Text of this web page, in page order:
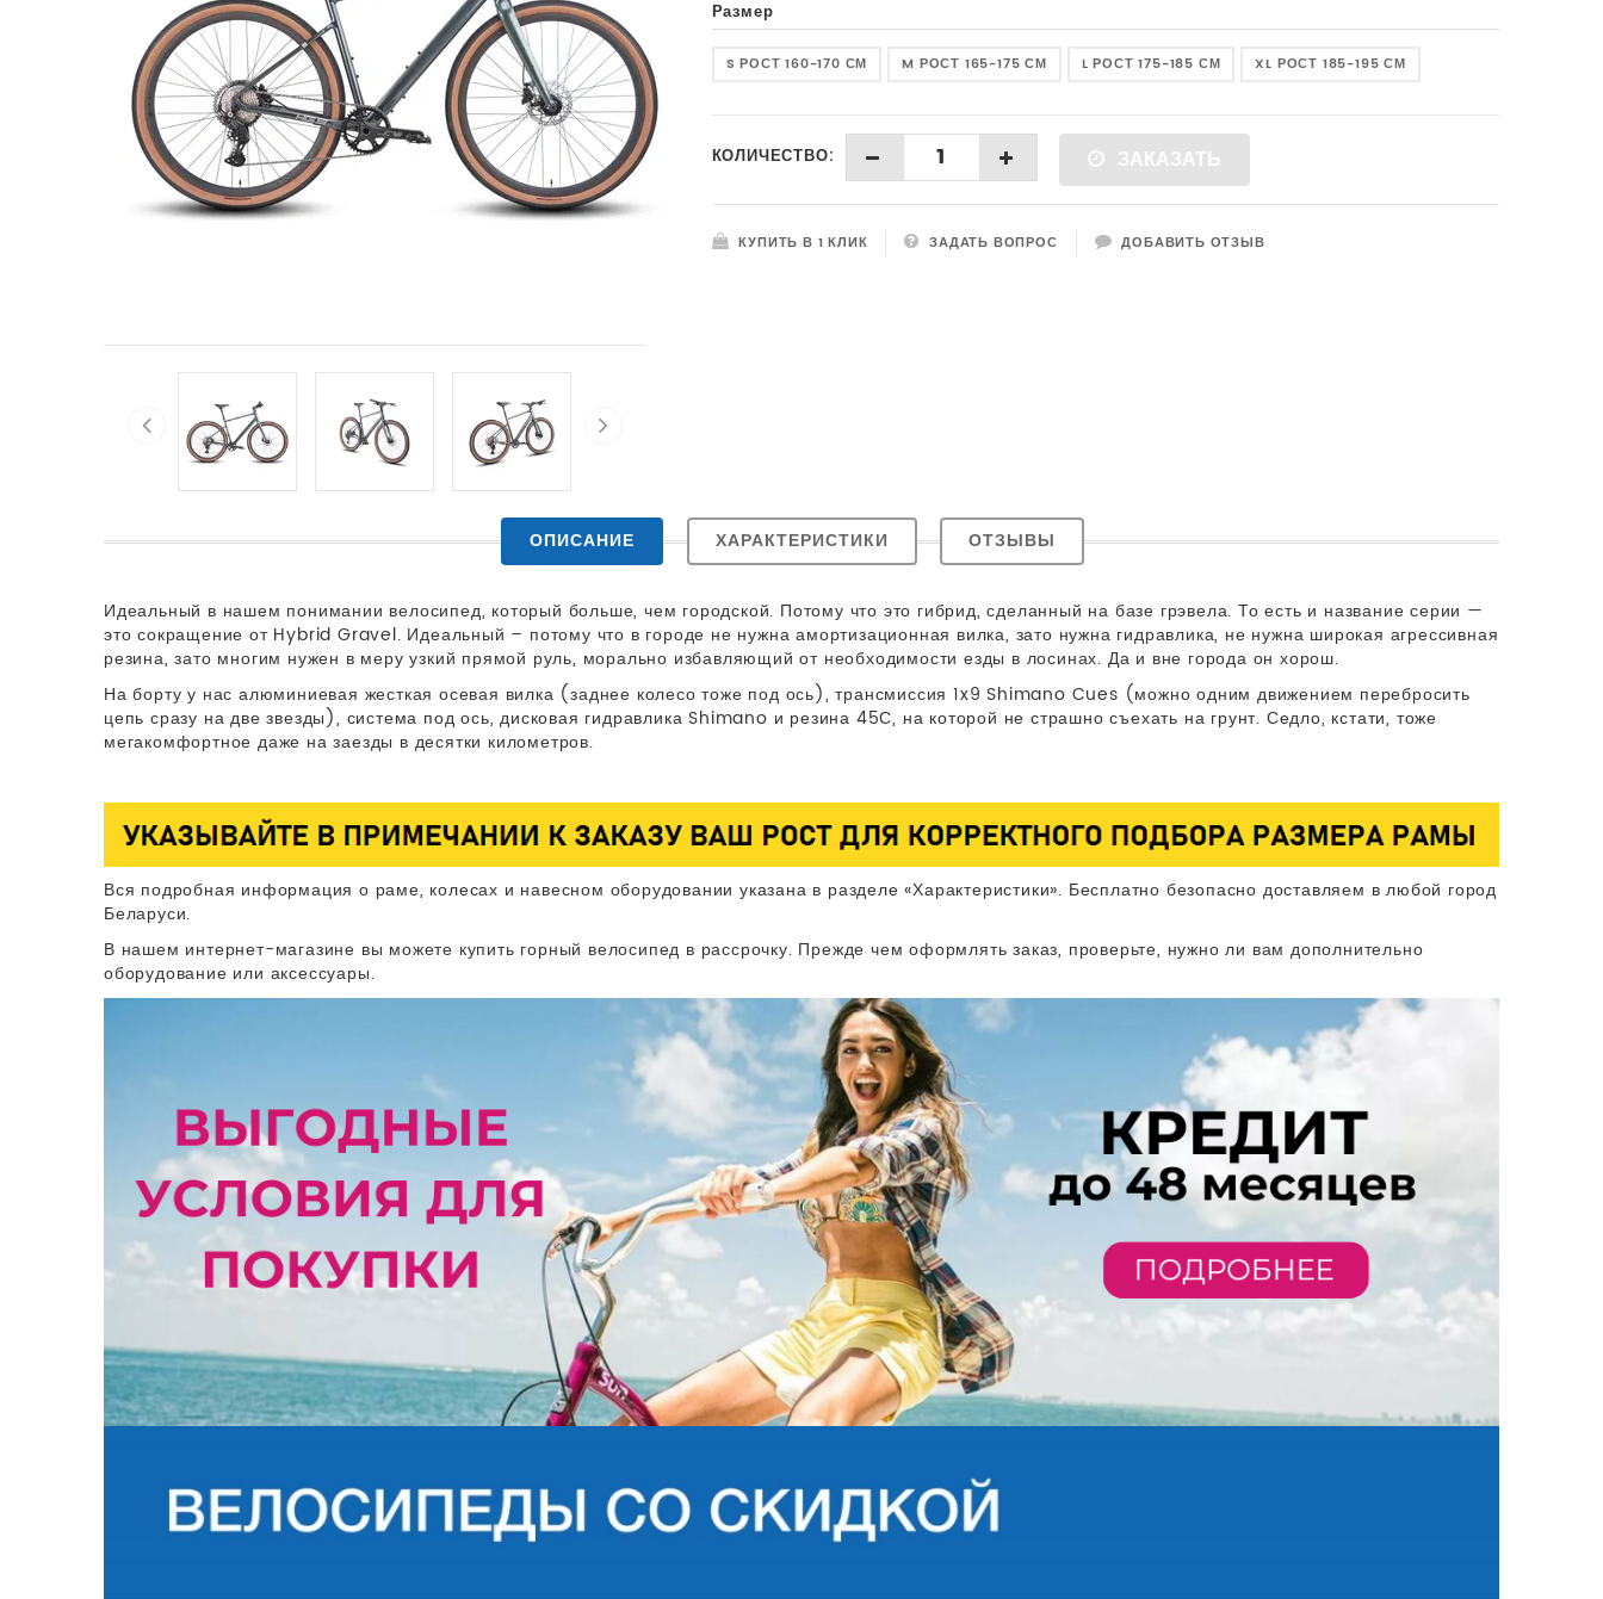
Размер
S РОСТ 160-170 СМ M РОСТ 165-175 СМ L РОСТ 175-185 СМ XL РОСТ 185-195 СМ
КОЛИЧЕСТВО: ДОБАВИТЬ В КОРЗИНУ
ЗАКАЗАТЬ
КУПИТЬ В 1 КЛИК ЗАДАТЬ ВОПРОС ДОБАВИТЬ ОТЗЫВ
ОПИСАНИЕ ХАРАКТЕРИСТИКИ ОТЗЫВЫ
Идеальный в нашем понимании велосипед, который больше, чем городской. Потому что это гибрид, сделанный на базе грэвела. То есть и название серии —
это сокращение от Hybrid Gravel. Идеальный – потому что в городе не нужна амортизационная вилка, зато нужна гидравлика, не нужна широкая агрессивная
резина, зато многим нужен в меру узкий прямой руль, морально избавляющий от необходимости езды в лосинах. Да и вне города он хорош.
На борту у нас алюминиевая жесткая осевая вилка (заднее колесо тоже под ось), трансмиссия 1x9 Shimano Cues (можно одним движением перебросить
цепь сразу на две звезды), система под ось, дисковая гидравлика Shimano и резина 45С, на которой не страшно съехать на грунт. Седло, кстати, тоже
мегакомфортное даже на заезды в десятки километров.
Вся подробная информация о раме, колесах и навесном оборудовании указана в разделе «Характеристики». Бесплатно безопасно доставляем в любой город
Беларуси.
В нашем интернет-магазине вы можете купить горный велосипед в рассрочку. Прежде чем оформлять заказ, проверьте, нужно ли вам дополнительно
оборудование или аксессуары.